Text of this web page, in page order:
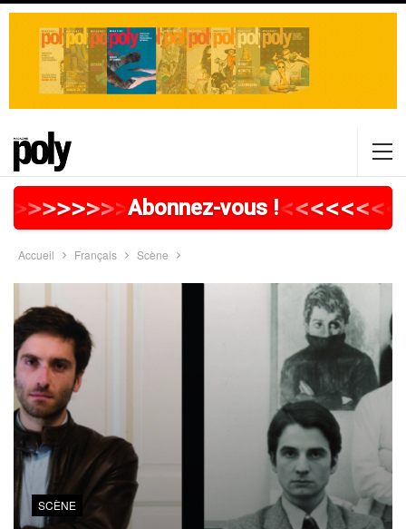
>>>>>>>>>>>>>>>>>
Abonnez-vous !<<<<<<<<
Accueil Français Scène
SCÈNE